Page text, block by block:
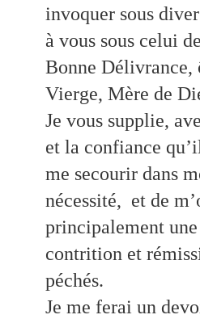
invoquer sous
à vous sous celui
Bonne Délivrance,
Vierge, Mère de
Je vous supplie,
et la confiance
me secourir dans
nécessité, et de
principalement
contrition et
péchés.
Je me ferai un